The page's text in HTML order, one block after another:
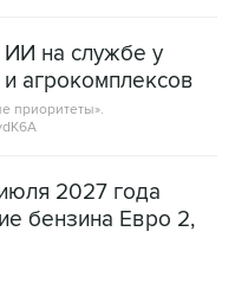
ИИ на службе у
агрокомплексов
приоритеты».
2027 года
бензина Евро 2,